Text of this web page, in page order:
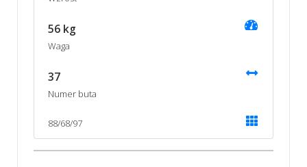
56 kg
Waga
37
Numer buta
88/68/97